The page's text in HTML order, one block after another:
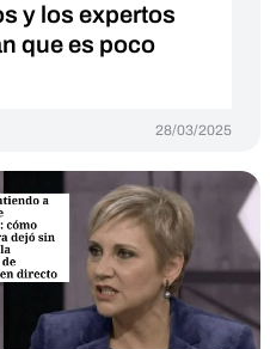
y los expertos
que es poco
28/03/2025